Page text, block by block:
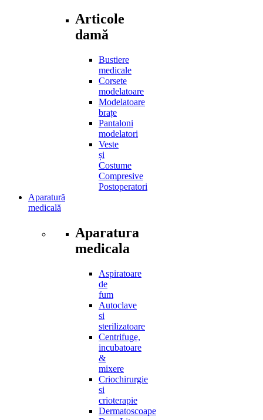
Articole
damă
Bustiere
medicale
Corsete
modelatoare
Modelatoare
brațe
Pantaloni
modelatori
Veste
și
Costume
Compresive
Postoperatori
Aparatură
medicală
Aparatura
medicala
Aspiratoare
de
fum
Autoclave
si
sterilizatoare
Centrifuge,
incubatoare
&
mixere
Criochirurgie
si
crioterapie
Dermatoscoape